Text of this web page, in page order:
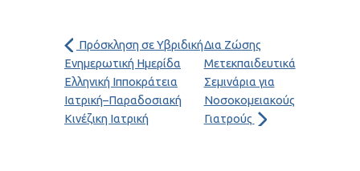
Πρόσκληση σε Υβριδική
Ενημερωτική Ημερίδα
Ελληνική Ιπποκράτεια
Ιατρική–Παραδοσιακή
Κινέζικη Ιατρική
Δια Ζώσης
Μετεκπαιδευτικά
Σεμινάρια για
Νοσοκομειακούς
Γιατρούς